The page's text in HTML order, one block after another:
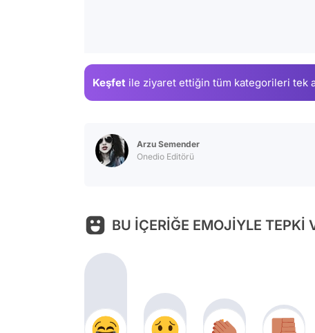
Keşfet ile ziyaret ettiğin tüm kategorileri tek
Arzu Semender
Onedio Editörü
BU İÇERİĞE EMOJİYLE TEPKİ